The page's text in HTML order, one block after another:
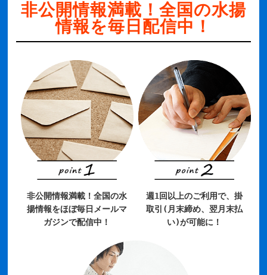
非公開情報満載！全国の水揚
情報を毎日配信中！
非公開情報満載！全国の水
揚情報をほぼ毎日メールマ
ガジンで配信中！
週1回以上のご利用で、掛
取引(月末締め、翌月末払
い)が可能に！